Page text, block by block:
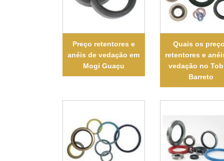
Preço retentores e
anéis de vedação em
Mogi Guaçu
Quais os
retentores e
vedação no
Barreto